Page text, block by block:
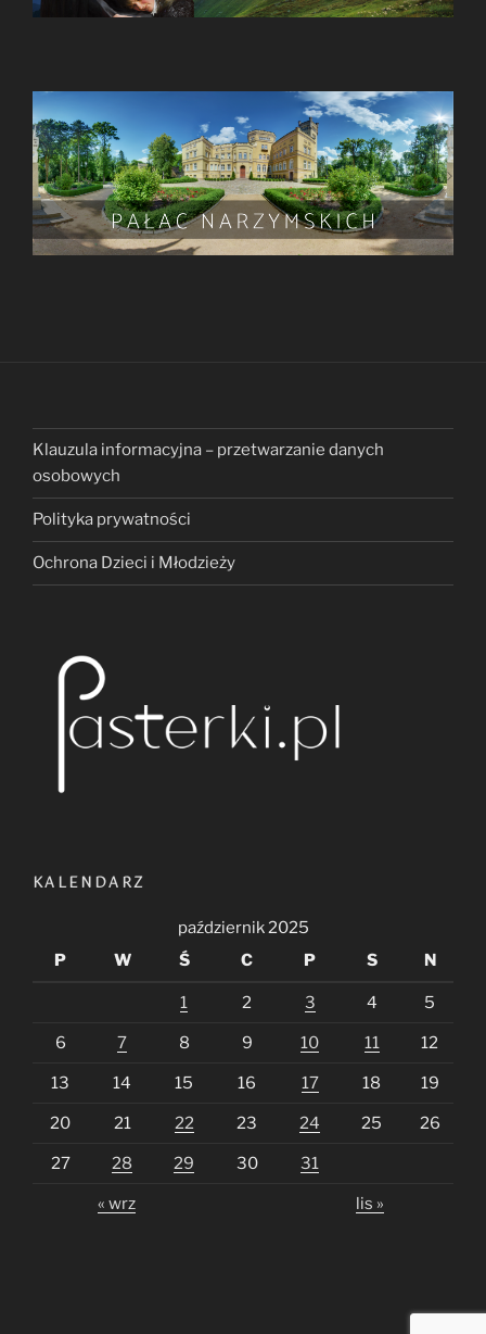
Klauzula informacyjna – przetwarzanie danych
osobowych
Polityka prywatności
Ochrona Dzieci i Młodzieży
KALENDARZ
październik 2025
P
W Ś C P S N
1 2 3 4 5
6 7 8 9 10 11 12
13 14 15 16 17 18 19
20 21 22 23 24 25 26
27 28 29 30 31
« wrz lis »